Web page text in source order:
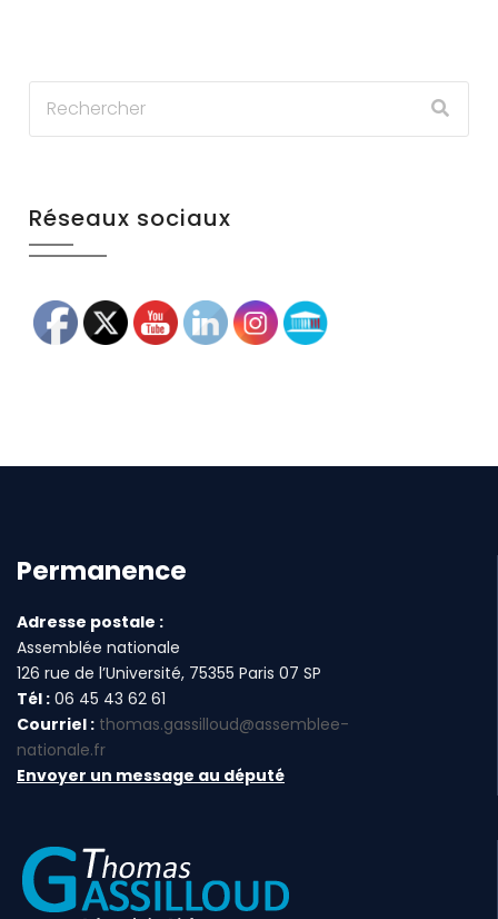
Réseaux sociaux
Permanence
Adresse postale :
Assemblée nationale
126 rue de l’Université, 75355 Paris 07 SP
Tél : 06 45 43 62 61
Courriel : thomas.gassilloud@assemblee-
nationale.fr
Envoyer un message au député